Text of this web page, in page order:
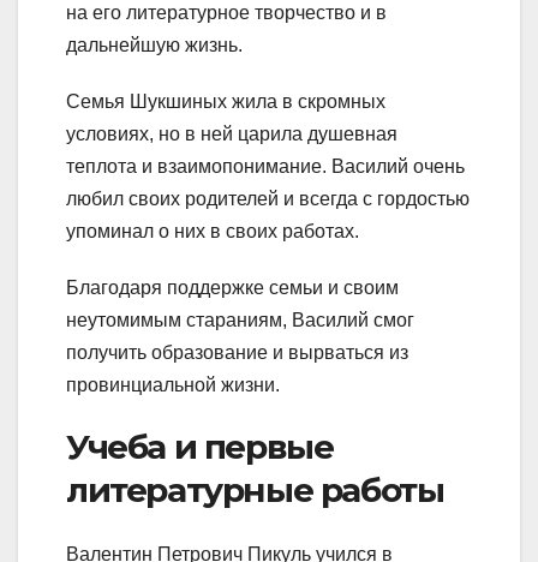
на его литературное творчество и в
дальнейшую жизнь.
Семья Шукшиных жила в скромных
условиях, но в ней царила душевная
теплота и взаимопонимание. Василий очень
любил своих родителей и всегда с гордостью
упоминал о них в своих работах.
Благодаря поддержке семьи и своим
неутомимым стараниям, Василий смог
получить образование и вырваться из
провинциальной жизни.
Учеба и первые
литературные работы
Валентин Петрович Пикуль учился в